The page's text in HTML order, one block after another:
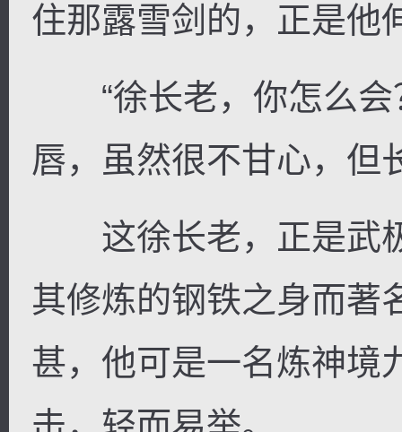
住那露雪剑的，正是他
“徐长老，你怎么会
唇，虽然很不甘心，但
这徐长老，正是武
其修炼的钢铁之身而著
甚，他可是一名炼神境